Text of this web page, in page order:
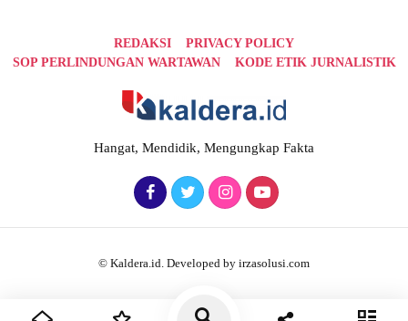
REDAKSI
PRIVACY POLICY
SOP PERLINDUNGAN WARTAWAN
KODE ETIK JURNALISTIK
Hangat, Mendidik, Mengungkap Fakta
© Kaldera.id. Developed by irzasolusi.com